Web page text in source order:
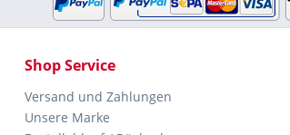
Shop Service
Versand und Zahlungen
Unsere Marke